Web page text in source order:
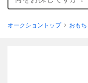
オークショントップ おも